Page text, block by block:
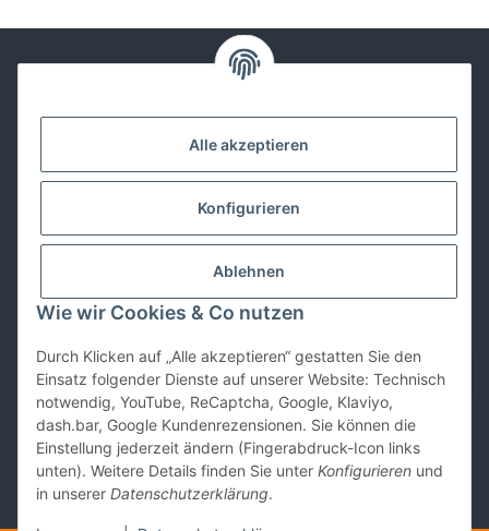
Alle akzeptieren
Konfigurieren
Ablehnen
Wie wir Cookies & Co nutzen
Durch Klicken auf „Alle akzeptieren“ gestatten Sie den
Einsatz folgender Dienste auf unserer Website: Technisch
notwendig, YouTube, ReCaptcha, Google, Klaviyo,
dash.bar, Google Kundenrezensionen. Sie können die
Einstellung jederzeit ändern (Fingerabdruck-Icon links
unten). Weitere Details finden Sie unter Konfigurieren und
in unserer Datenschutzerklärung.
Lackwissen
Vertrag widerrufen
* Alle Preise inkl. gesetzlicher USt., zzgl.Versand